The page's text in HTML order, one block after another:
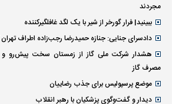
مجردند
ببینید| فرار گورخر از شیر با یک لگد غافلگیرکننده
دادسرای جنایی: جنازه حمیدرضا رجب‌زاده اطراف
هشدار شرکت ملی گاز از زمستان سخت پیش‌رو
مصرف گاز
موضع پرسپولیس برای جذب رضاییان
دیدار و گفت‌وگوی پزشکیان با رهبر انقلاب